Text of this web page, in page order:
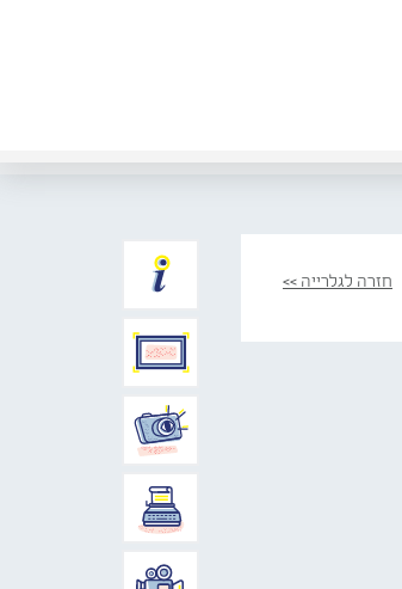
חזרה לגלרייה >>